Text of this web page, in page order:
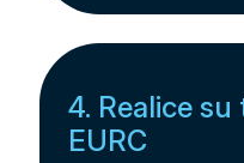
4. Realice
EURC